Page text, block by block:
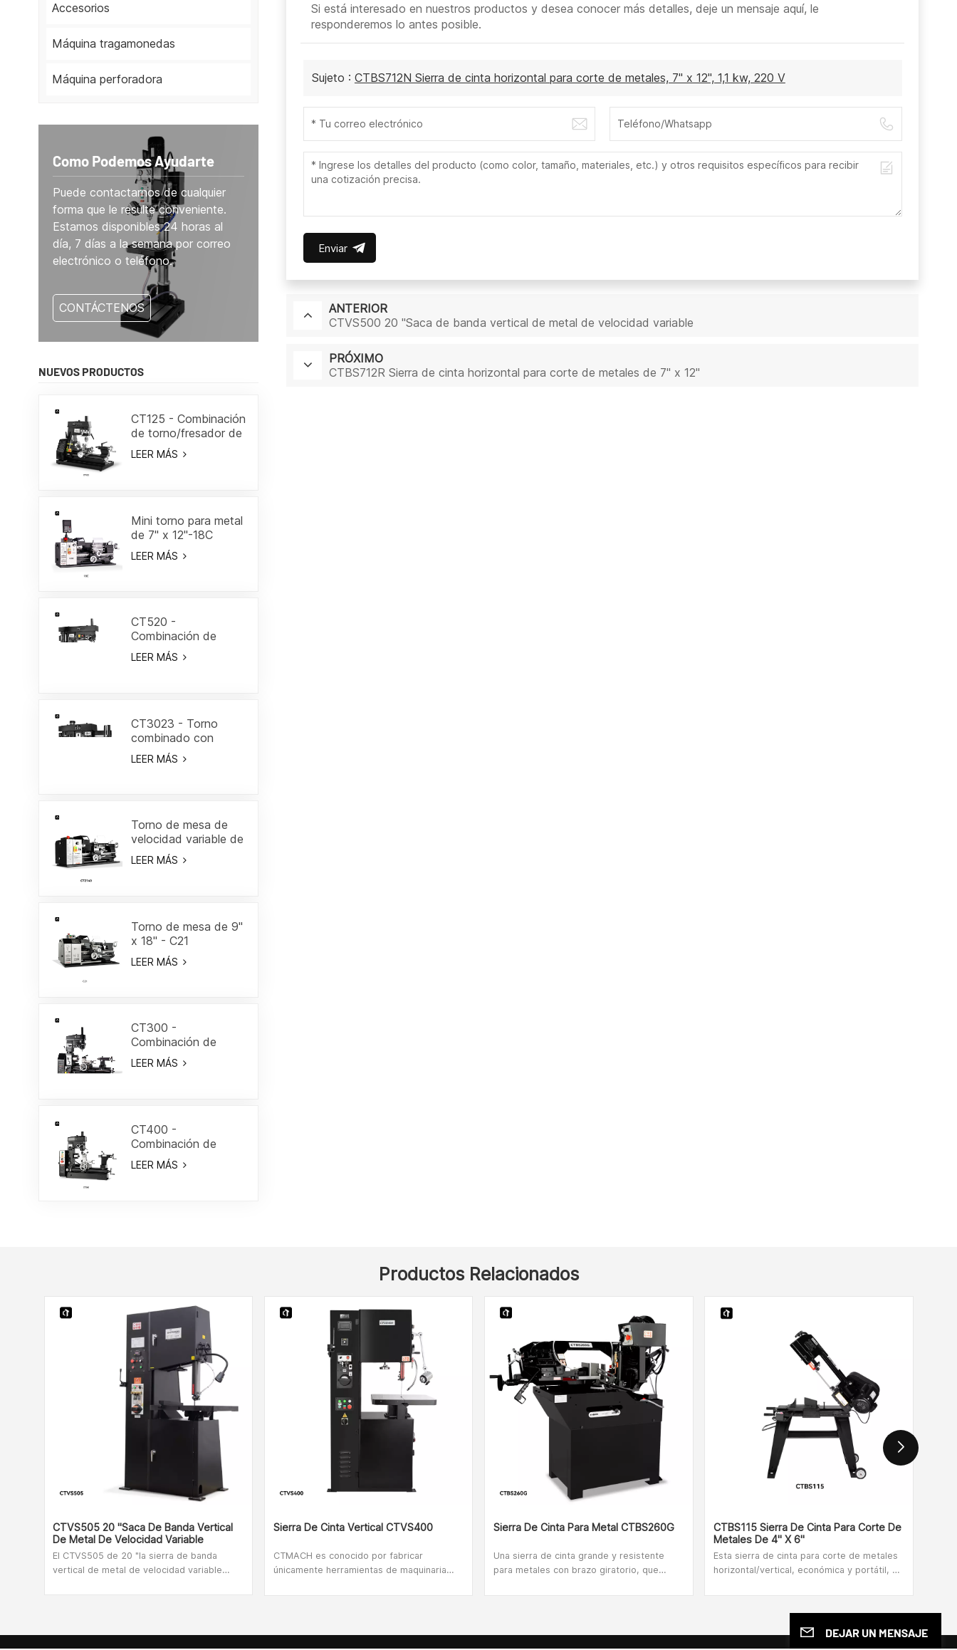
Accesorios
Máquina tragamonedas
Máquina perforadora
Como Podemos Ayudarte
Puede contactarnos de cualquier
forma que le resulte conveniente.
Estamos disponibles 24 horas al
día, 7 días a la semana por correo
electrónico o teléfono.
CONTÁCTENOS
NUEVOS PRODUCTOS
CT125 - Combinación
de torno/fresador de
7"
LEER MÁS
Mini torno para metal
de 7" x 12"-18C
LEER MÁS
CT520 -
Combinación de
torno/fresa de 19-
3/5"
LEER MÁS
CT3023 - Torno
combinado con
marco Gantry 18"
LEER MÁS
Torno de mesa de
velocidad variable de
8" x 16"-CT2140
LEER MÁS
Torno de mesa de 9"
x 18" - C21
LEER MÁS
CT300 -
Combinación de
torno/fresa de 19-
3/5"
LEER MÁS
CT400 -
Combinación de
torno/fresa de 15-
3/4"
LEER MÁS
Si está interesado en nuestros productos y desea conocer más detalles, deje un mensaje aquí, le
responderemos lo antes posible.
Sujeto : CTBS712N Sierra de cinta horizontal para corte de metales, 7" x 12", 1,1 kw, 220 V
Enviar
ANTERIOR
CTVS500 20 "Saca de banda vertical de metal de velocidad variable
PRÓXIMO
CTBS712R Sierra de cinta horizontal para corte de metales de 7" x 12"
Productos Relacionados
CTVS505 20 "Saca De Banda Vertical
De Metal De Velocidad Variable
El CTVS505 de 20 "la sierra de banda
vertical de metal de velocidad variable
Sierra De Cinta Vertical CTVS400
CTMACH es conocido por fabricar
únicamente herramientas de maquinaria
Nuestra línea de productos incluye tornos
Sierra De Cinta Para Metal CTBS260G
Una sierra de cinta grande y resistente
para metales con brazo giratorio, que
eje del material cortado y en cualquier
CTBS115 Sierra De Cinta Para Corte De
Metales De 4" X 6"
Esta sierra de cinta para corte de metales
horizontal/vertical, económica y portátil, es
pequeños o grandes en los que se debe
cortar una variedad de metales, plásticos o
madera.El uso del tope de trabajo permite
DEJAR UN MENSAJE